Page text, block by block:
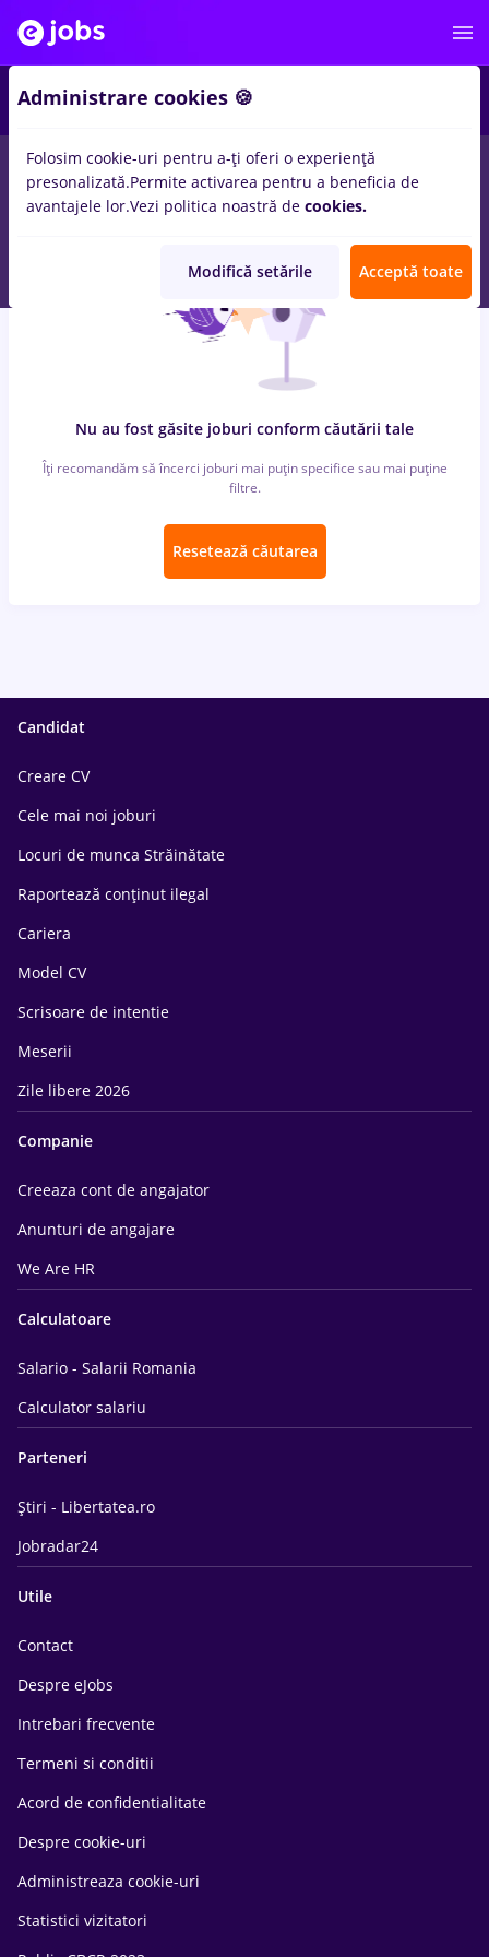
locuri de muncaericson, Part time in Bucuresti
Level (< 2 ani)
Nu au fost găsite joburi conform căutării tale
Îți recomandăm să încerci joburi mai puțin specifice sau mai puține
filtre.
Resetează căutarea
Candidat
Creare CV
Cele mai noi joburi
Locuri de munca Străinătate
Raportează conținut ilegal
Cariera
Model CV
Scrisoare de intentie
Meserii
Zile libere 2026
Companie
Creeaza cont de angajator
Anunturi de angajare
We Are HR
Calculatoare
Salario - Salarii Romania
Calculator salariu
Parteneri
Știri - Libertatea.ro
Jobradar24
Utile
Contact
Despre eJobs
Intrebari frecvente
Termeni si conditii
Acord de confidentialitate
Despre cookie-uri
Administreaza cookie-uri
Statistici vizitatori
Administrare cookies 🍪
Folosim cookie-uri pentru a-ți oferi o experiență
presonalizată.Permite activarea pentru a beneficia de
avantajele lor.Vezi politica noastră de cookies.
Modifică setările Acceptă toate